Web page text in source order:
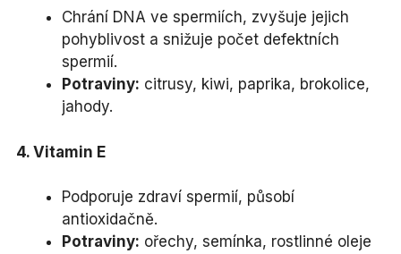
Chrání DNA ve spermiích, zvyšuje jejich
pohyblivost a snižuje počet defektních
spermií.
Potraviny: citrusy, kiwi, paprika, brokolice,
jahody.
4. Vitamin E
Podporuje zdraví spermií, působí
antioxidačně.
Potraviny: ořechy, semínka, rostlinné oleje